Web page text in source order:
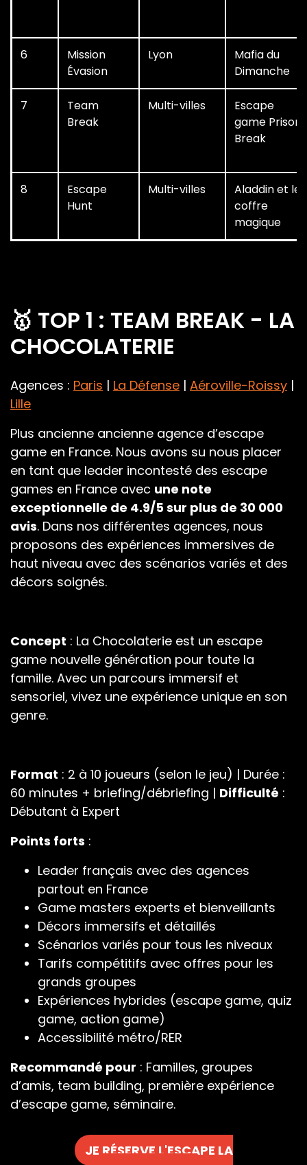
6
Mission
Évasion
Lyon
Mafia du
Dimanche
7
Team
Break
Multi-villes
Escape
game Prison
Break
8
Escape
Hunt
Multi-villes
Aladdin et le
coffre
magique
🥇 TOP 1 : TEAM BREAK - LA
CHOCOLATERIE
Agences : Paris | La Défense | Aéroville-Roissy |
Lille
Plus ancienne ancienne agence d’escape
game en France. Nous avons su nous placer
en tant que leader incontesté des escape
games en France avec une note
exceptionnelle de 4.9/5 sur plus de 30 000
avis. Dans nos différentes agences, nous
proposons des expériences immersives de
haut niveau avec des scénarios variés et des
décors soignés.
Concept : La Chocolaterie est un escape
game nouvelle génération pour toute la
famille. Avec un parcours immersif et
sensoriel, vivez une expérience unique en son
genre.
Format : 2 à 10 joueurs (selon le jeu) | Durée :
60 minutes + briefing/débriefing | Difficulté :
Débutant à Expert
Points forts :
Leader français avec des agences
partout en France
Game masters experts et bienveillants
Décors immersifs et détaillés
Scénarios variés pour tous les niveaux
Tarifs compétitifs avec offres pour les
grands groupes
Expériences hybrides (escape game, quiz
game, action game)
Accessibilité métro/RER
Recommandé pour : Familles, groupes
d’amis, team building, première expérience
d’escape game, séminaire.
JE RÉSERVE L'ESCAPE LA